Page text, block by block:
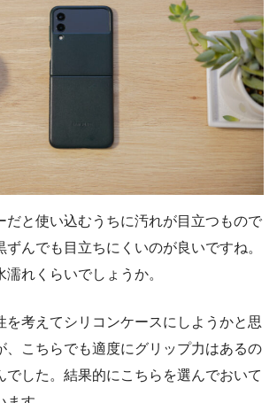
だと使い込むうちに汚れが目立つもので
んでも目立ちにくいのが良いですね。
れくらいでしょうか。
を考えてシリコンケースにしようかと思
、こちらでも適度にグリップ力はあるの
でした。結果的にこちらを選んでおいて